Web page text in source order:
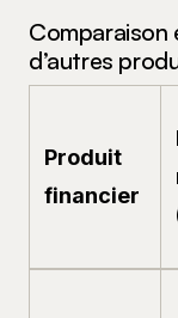
Comparaison
d’autres
Produit
financier